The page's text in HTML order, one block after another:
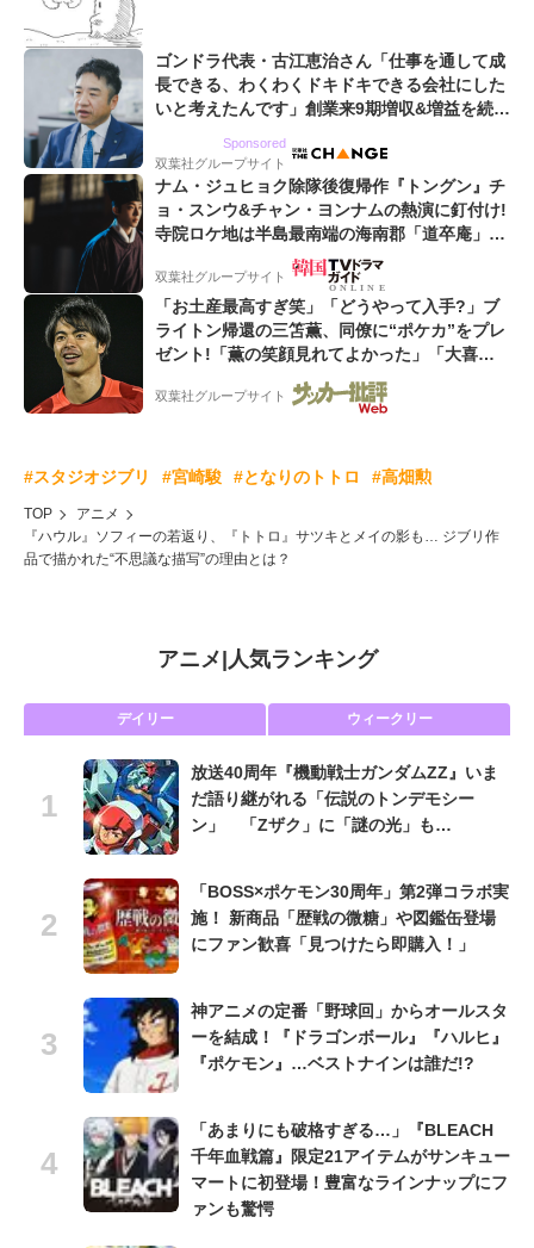
ゴンドラ代表・古江恵治さん「仕事を通して成
長できる、わくわくドキドキできる会社にした
いと考えたんです」創業来9期増収&増益を続け
Sponsored
双葉社グループサイト
ナム・ジュヒョク除隊後復帰作『トングン』チ
ョ・スンウ&チャン・ヨンナムの熱演に釘付け!
寺院ロケ地は半島最南端の海南郡「道卒庵」
【韓ドラから始める韓国旅行】
双葉社グループサイト
「お土産最高すぎ笑」「どうやって入手?」ブ
ライトン帰還の三笘薫、同僚に“ポケカ”をプレ
ゼント!「薫の笑顔見れてよかった」「大喜び
のリュテル可愛すぎ」
双葉社グループサイト
#スタジオジブリ #宮崎駿 #となりのトトロ #高畑勲
TOP
アニメ
『ハウル』ソフィーの若返り、『トトロ』サツキとメイの影も… ジブリ作
品で描かれた“不思議な描写”の理由とは？
アニメ 人気ランキング
デイリー ウィークリー
放送40周年『機動戦士ガンダムZZ』いま
だ語り継がれる「伝説のトンデモシー
ン」 「Zザク」に「謎の光」も…
「BOSS×ポケモン30周年」第2弾コラボ実
施！ 新商品「歴戦の微糖」や図鑑缶登場
にファン歓喜「見つけたら即購入！」
神アニメの定番「野球回」からオールスタ
ーを結成！『ドラゴンボール』『ハルヒ』
『ポケモン』…ベストナインは誰だ!?
「あまりにも破格すぎる…」『BLEACH
千年血戦篇』限定21アイテムがサンキュー
マートに初登場！豊富なラインナップにフ
ァンも驚愕